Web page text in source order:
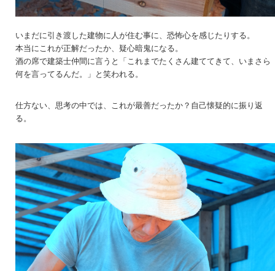
いまだに引き渡した建物に人が住む事に、恐怖心を感じたりする。
本当にこれが正解だったか、疑心暗鬼になる。
酒の席で建築士仲間に言うと「これまでたくさん建ててきて、いまさら
何を言ってるんだ。」と笑われる。
仕方ない、思考の中では、これが最善だったか？自己懐疑的に振り返
る。